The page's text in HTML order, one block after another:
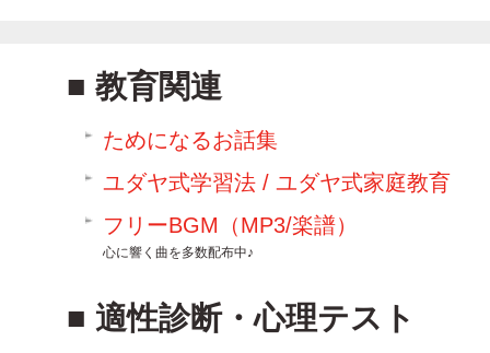
教育関連
ためになるお話集
ユダヤ式学習法 / ユダヤ式家庭教育
フリーBGM（MP3/楽譜）
心に響く曲を多数配布中♪
適性診断・心理テスト